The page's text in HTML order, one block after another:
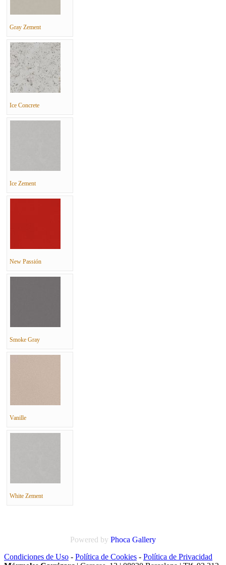
Gray Zement
Ice Concrete
Ice Zement
New Passión
Smoke Gray
Vanille
White Zement
Powered by Phoca Gallery
Condiciones de Uso - Política de Cookies - Política de Privacidad